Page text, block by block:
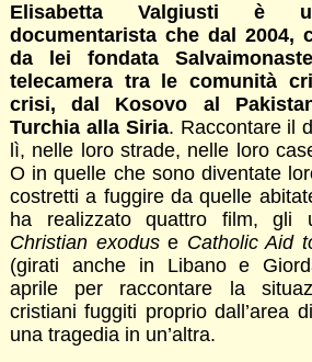
Elisabetta Valgiusti è
documentarista che dal 2004,
da lei fondata
telecamera tra le comunità
crisi, dal Kosovo al
Turchia alla Siria. Raccontare il
lì, nelle loro strade, nelle loro
O in quelle che sono diventate
costretti a fuggire da quelle
ha realizzato quattro film,
Christian exoduse Catholic Aid
(girati anche in Libano e
aprile per raccontare la
cristiani fuggiti proprio dall’area
una tragedia in un’altra.